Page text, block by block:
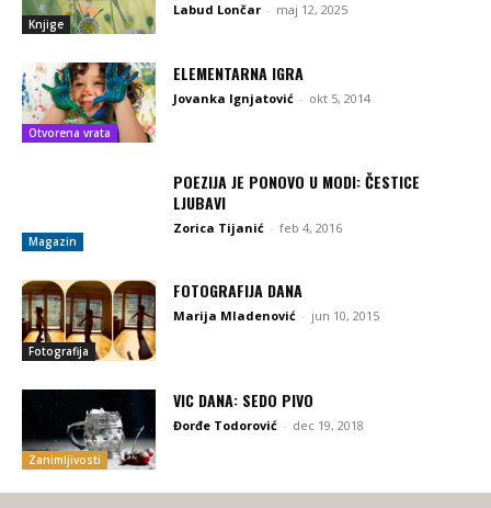
Knjige
Labud Lončar - maj 12, 2025
Otvorena vrata
ELEMENTARNA IGRA
Jovanka Ignjatović - okt 5, 2014
Magazin
POEZIJA JE PONOVO U MODI: ČESTICE
LJUBAVI
Zorica Tijanić - feb 4, 2016
Fotografija
FOTOGRAFIJA DANA
Marija Mladenović - jun 10, 2015
Zanimljivosti
VIC DANA: SEDO PIVO
Đorđe Todorović - dec 19, 2018